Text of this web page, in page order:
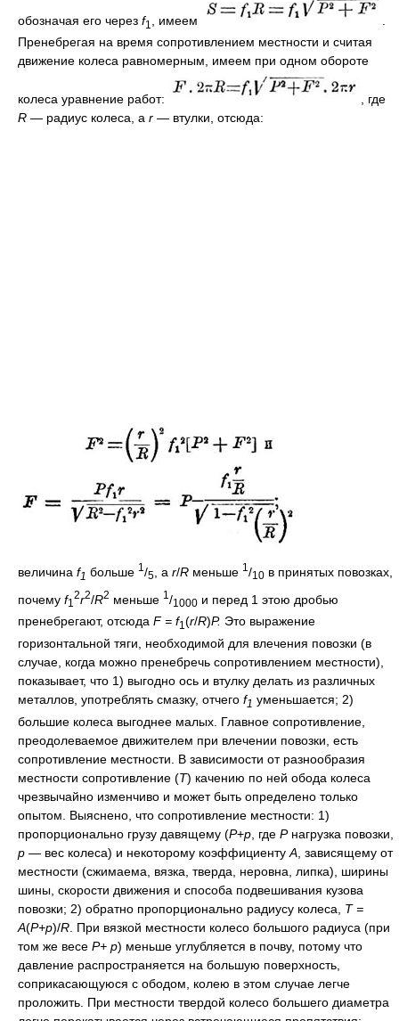
обозначая его через f1 , имеем
Пренебрегая на время сопротивлением местности и считая
движение колеса равномерным, имеем при одном обороте
колеса уравнение работ:
, где
R — радиус колеса, а r — втулки, отсюда:
величина f1 больше 1 /5 , а r/R меньше 1 /10 в принятых повозках,
почему f1
2r2/R2 меньше 1 /1000 и перед 1 этою дробью
пренебрегают, отсюда F = f1 (r/R)P. Это выражение
горизонтальной тяги, необходимой для влечения повозки (в
случае, когда можно пренебречь сопротивлением местности),
показывает, что 1) выгодно ось и втулку делать из различных
металлов, употреблять смазку, отчего f1 уменьшается; 2)
большие колеса выгоднее малых. Главное сопротивление,
преодолеваемое движителем при влечении повозки, есть
сопротивление местности. В зависимости от разнообразия
местности сопротивление (Т) качению по ней обода колеса
чрезвычайно изменчиво и может быть определено только
опытом. Выяснено, что сопротивление местности: 1)
пропорционально грузу давящему (Р+р , где Pнагрузка повозки,
р — вес колеса) и некоторому коэффициенту А , зависящему от
местности (сжимаема, вязка, тверда, неровна, липка), ширины
шины, скорости движения и способа подвешивания кузова
повозки; 2) обратно пропорционально радиусу колеса, Т =
А(P+p)/R . При вязкой местности колесо большого радиуса (при
том же весе P+ p) меньше углубляется в почву, потому что
давление распространяется на большую поверхность,
соприкасающуюся с ободом, колею в этом случае легче
проложить. При местности твердой колесо большего диаметра